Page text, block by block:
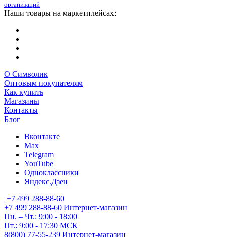
организаций
Наши товары на маркетплейсах:
О Символик
Оптовым покупателям
Как купить
Магазины
Контакты
Блог
Вконтакте
Max
Telegram
YouTube
Одноклассники
Яндекс.Дзен
+7 499 288-88-60
+7 499 288-88-60 Интернет-магазин
Пн. – Чт.: 9:00 - 18:00
Пт.: 9:00 - 17:30 МСК
8(800) 77-55-239 Интернет-магазин